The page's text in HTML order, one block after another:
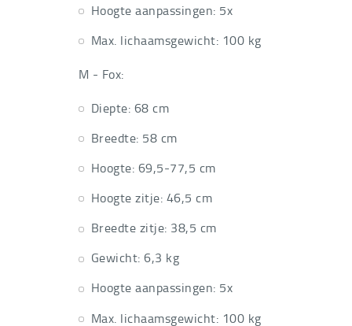
Hoogte aanpassingen: 5x
Max. lichaamsgewicht: 100 kg
M - Fox:
Diepte: 68 cm
Breedte: 58 cm
Hoogte: 69,5-77,5 cm
Hoogte zitje: 46,5 cm
Breedte zitje: 38,5 cm
Gewicht: 6,3 kg
Hoogte aanpassingen: 5x
Max. lichaamsgewicht: 100 kg